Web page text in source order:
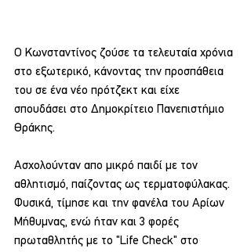
Ο Κωνσταντίνος ζούσε τα τελευταία χρόνια
στο εξωτερικό, κάνοντας την προσπάθεια
του σε ένα νέο πρότζεκτ και είχε
σπουδάσει στο Δημοκρίτειο Πανεπιστήμιο
Θράκης.
Ασχολούνταν απο μικρό παιδί με τον
αθλητισμό, παίζοντας ως τερματοφύλακας.
Φυσικά, τίμησε και την φανέλα του Αρίων
Μήθυμνας, ενώ ήταν και 3 φορές
πρωταθλητής με το "Life Check" στο